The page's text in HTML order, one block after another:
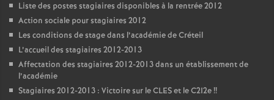
Liste des postes stagiaires disponibles à la rentrée 2012
Action sociale pour stagiaires 2012
Les conditions de stage dans l’académie de Créteil
L’accueil des stagiaires 2012-2013
Affectation des stagiaires 2012-2013 dans un établissement de
l’académie
Stagiaires 2012-2013 : Victoire sur leCLESet le C2I2e!!